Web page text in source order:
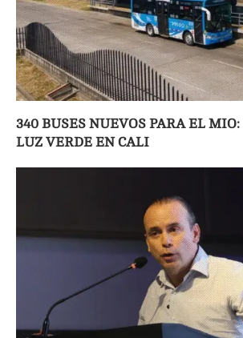
340 BUSES NUEVOS PARA EL MIO:
LUZ VERDE EN CALI